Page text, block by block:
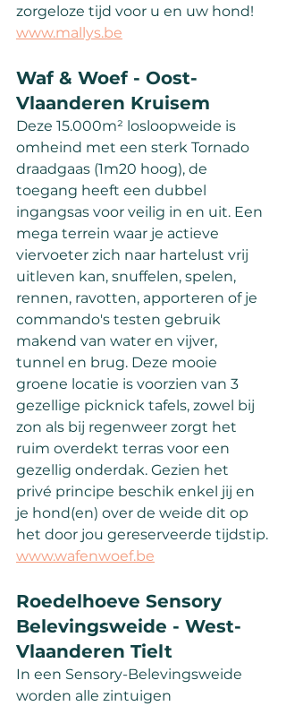
zorgeloze tijd voor u en uw hond!
www.mallys.be
Waf & Woef - Oost-
Vlaanderen Kruisem
Deze 15.000m² losloopweide is
omheind met een sterk Tornado
draadgaas (1m20 hoog), de
toegang heeft een dubbel
ingangsas voor veilig in en uit. Een
mega terrein waar je actieve
viervoeter zich naar hartelust vrij
uitleven kan, snuffelen, spelen,
rennen, ravotten, apporteren of je
commando's testen gebruik
makend van water en vijver,
tunnel en brug. Deze mooie
groene locatie is voorzien van 3
gezellige picknick tafels, zowel bij
zon als bij regenweer zorgt het
ruim overdekt terras voor een
gezellig onderdak. Gezien het
privé principe beschik enkel jij en
je hond(en) over de weide dit op
het door jou gereserveerde tijdstip.
www.wafenwoef.be
Roedelhoeve Sensory
Belevingsweide - West-
Vlaanderen Tielt
In een Sensory-Belevingsweide
worden alle zintuigen